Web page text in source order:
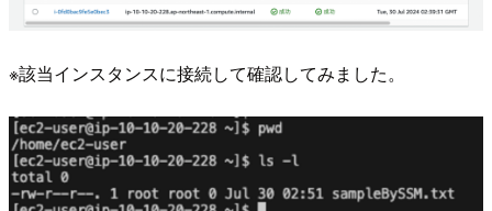
※該当インスタンスに接続して確認してみました。